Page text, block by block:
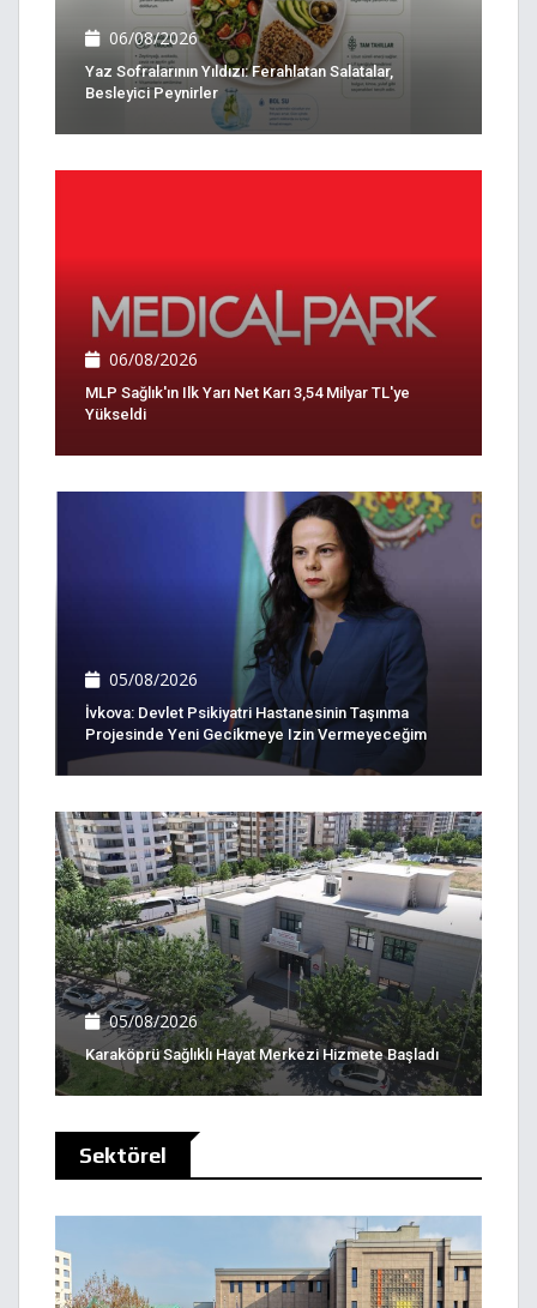
06/08/2026
Yaz Sofralarının Yıldızı: Ferahlatan Salatalar,
Besleyici Peynirler
06/08/2026
MLP Sağlık'ın Ilk Yarı Net Karı 3,54 Milyar TL'ye
Yükseldi
05/08/2026
İvkova: Devlet Psikiyatri Hastanesinin Taşınma
Projesinde Yeni Gecikmeye Izin Vermeyeceğim
05/08/2026
Karaköprü Sağlıklı Hayat Merkezi Hizmete Başladı
Sektörel